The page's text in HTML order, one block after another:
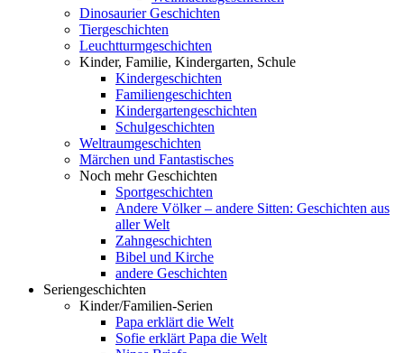
Dinosaurier Geschichten
Tiergeschichten
Leuchtturmgeschichten
Kinder, Familie, Kindergarten, Schule
Kindergeschichten
Familiengeschichten
Kindergartengeschichten
Schulgeschichten
Weltraumgeschichten
Märchen und Fantastisches
Noch mehr Geschichten
Sportgeschichten
Andere Völker – andere Sitten: Geschichten aus
aller Welt
Zahngeschichten
Bibel und Kirche
andere Geschichten
Seriengeschichten
Kinder/Familien-Serien
Papa erklärt die Welt
Sofie erklärt Papa die Welt